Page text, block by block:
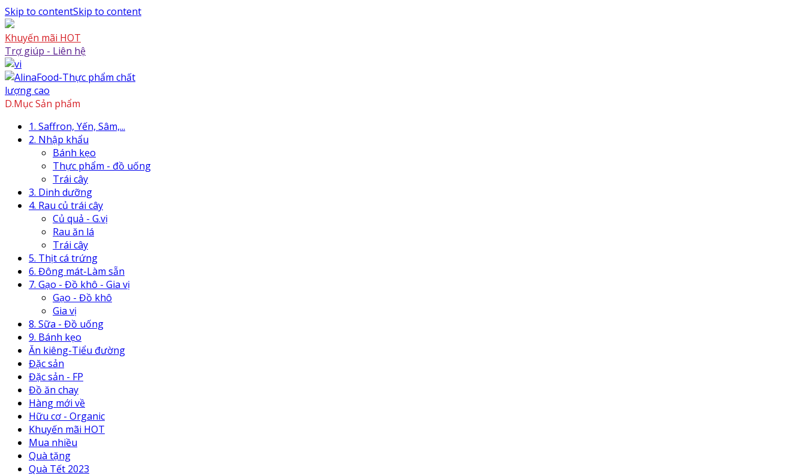
Skip to contentSkip to content
Khuyến mãi HOT
Trợ giúp - Liên hệ
D.Mục Sản phẩm
1. Saffron, Yến, Sâm,...
2. Nhập khẩu
Bánh kẹo
Thực phẩm - đồ uống
Trái cây
3. Dinh dưỡng
4. Rau củ trái cây
Củ quả - G.vị
Rau ăn lá
Trái cây
5. Thịt cá trứng
6. Đông mát-Làm sẵn
7. Gạo - Đồ khô - Gia vị
Gạo - Đồ khô
Gia vị
8. Sữa - Đồ uống
9. Bánh kẹo
Ăn kiêng-Tiểu đường
Đặc sản
Đặc sản - FP
Đồ ăn chay
Hàng mới về
Hữu cơ - Organic
Khuyến mãi HOT
Mua nhiều
Quà tặng
Quà Tết 2023